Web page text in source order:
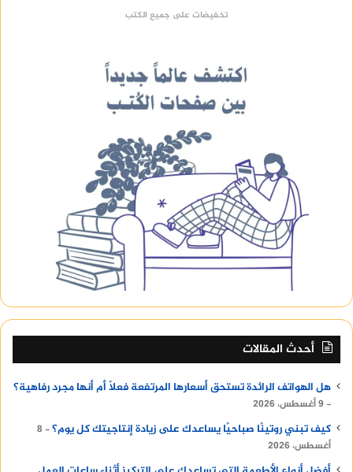
تخفيضات على جميع الكتب
أحدث المقالات
هل الهواتف الرائدة تستحق أسعارها المرتفعة فعلًا أم أنها مجرد رفاهية؟
9 أغسطس، 2026
كيف تبني روتينًا صباحيًا يساعدك على زيادة إنتاجيتك كل يوم؟
8
أغسطس، 2026